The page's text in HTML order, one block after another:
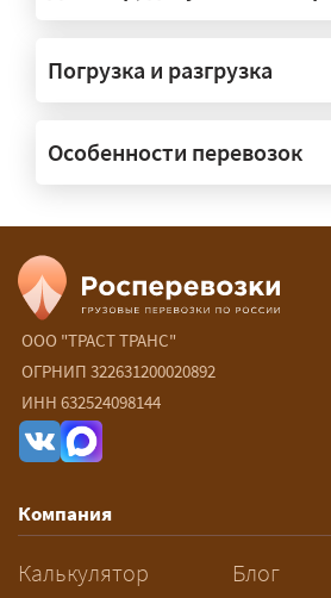
сопровождение?
организуем.
прикрытия зависит
груза и маршрута; это
Сколько стоит
негабарита?
— От 90 ₽/км. Точная
рассчитывается
влияют габариты и
разрешений
сопровождения.
Погрузка и разгрузка
Особенности перевозок
ООО "ТРАСТ ТРАНС"
ОГРНИП 322631200020892
ИНН 632524098144
Компания
Калькулятор
Блог